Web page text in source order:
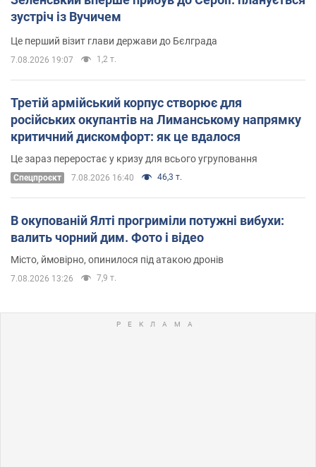
зустріч із Вучичем
Це перший візит глави держави до Бєлграда
7.08.2026 19:07 1,2 т.
Третій армійський корпус створює для
російських окупантів на Лиманському напрямку
критичний дискомфорт: як це вдалося
Це зараз переростає у кризу для всього угруповання
Cпецпроєкт 7.08.2026 16:40 46,3 т.
В окупованій Ялті прогриміли потужні вибухи:
валить чорний дим. Фото і відео
Місто, ймовірно, опинилося під атакою дронів
7.08.2026 13:26 7,9 т.